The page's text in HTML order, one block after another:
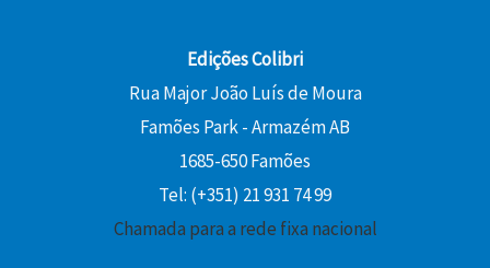
Edições Colibri
Rua Major João Luís de Moura
Famões Park - Armazém AB
1685-650 Famões
Tel: (+351) 21 931 74 99
Chamada para a rede fixa nacional